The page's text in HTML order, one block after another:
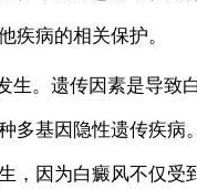
疾病的相关保护。
。遗传因素是导致
多基因隐性遗传疾病
，因为白癜风不仅受